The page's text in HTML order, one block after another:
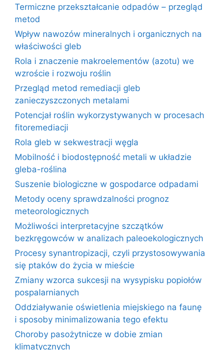
Termiczne przekształcanie odpadów – przegląd
metod
Wpływ nawozów mineralnych i organicznych na
właściwości gleb
Rola i znaczenie makroelementów (azotu) we
wzroście i rozwoju roślin
Przegląd metod remediacji gleb
zanieczyszczonych metalami
Potencjał roślin wykorzystywanych w procesach
fitoremediacji
Rola gleb w sekwestracji węgla
Mobilność i biodostępność metali w układzie
gleba-roślina
Suszenie biologiczne w gospodarce odpadami
Metody oceny sprawdzalności prognoz
meteorologicznych
Możliwości interpretacyjne szczątków
bezkręgowców w analizach paleoekologicznych
Procesy synantropizacji, czyli przystosowywania
się ptaków do życia w mieście
Zmiany wzorca sukcesji na wysypisku popiołów
pospalarnianych
Oddziaływanie oświetlenia miejskiego na faunę
i sposoby minimalizowania tego efektu
Choroby pasożytnicze w dobie zmian
klimatycznych